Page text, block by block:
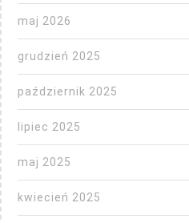
maj 2026
grudzień 2025
październik 2025
lipiec 2025
maj 2025
kwiecień 2025